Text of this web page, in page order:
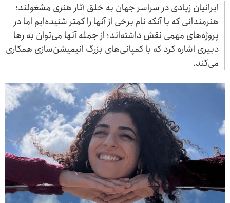
ایرانیان زیادی در سراسر جهان به خلق آثار هنری مشغولند؛
هنرمندانی که با آنکه نام برخی از آنها را کمتر شنیده‌ایم اما در
پروژه‌های مهمی نقش داشته‌اند؛ از جمله آنها می‌توان به رها
دبیری اشاره کرد که با کمپانی‌های بزرگ انیمیشن‌سازی همکاری
می‌کند.